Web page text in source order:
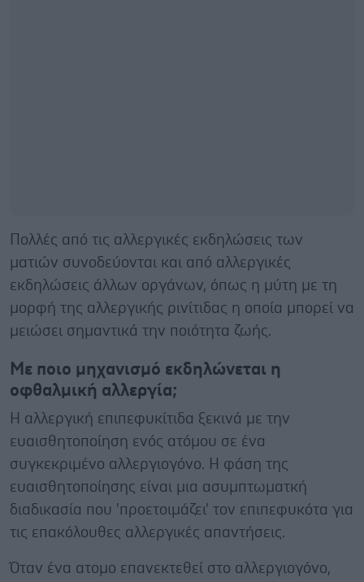
Πολλές από τις αλλεργικές εκδηλώσεις των
ματιών συνοδεύονται και από αλλεργικές
εκδηλώσεις άλλων οργάνων, όπως η μύτη με τη
μορφή της αλλεργικής ρινίτιδας η οποία μπορεί να
μειώσει σημαντικά την ποιότητα ζωής.
Με ποιο μηχανισμό εκδηλώνεται η
οφθαλμική αλλεργία;
Η αλλεργική επιπεφυκίτιδα ξεκινά με την
ευαισθητοποίηση ενός ατόμου σε ένα
συγκεκριμένο αλλεργιογόνο. Η φάση της
ευαισθητοποίησης είναι μια ασυμπτωματκή
διαδικασία που 'προετοιμάζει' τον επιπεφυκότα για
τις επακόλουθες αλλεργικές απαντήσεις.
Όταν ένα ατομο επανεκτεθεί στο αλλεργιογόνο,